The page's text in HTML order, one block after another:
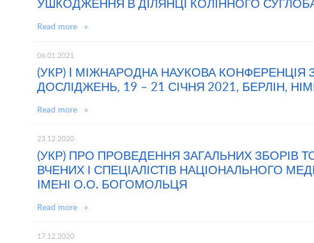
Read more »
06.01.2021
(УКР) I МІЖНАРОДНА НАУКОВА КОНФЕРЕНЦІЯ
ДОСЛІДЖЕНЬ, 19 – 21 СІЧНЯ 2021, БЕРЛІН,
Read more »
23.12.2020
(УКР) ПРО ПРОВЕДЕННЯ ЗАГАЛЬНИХ ЗБОРІВ
ВЧЕНИХ І СПЕЦІАЛІСТІВ НАЦІОНАЛЬНОГО
ІМЕНІ О.О. БОГОМОЛЬЦЯ
Read more »
17.12.2020